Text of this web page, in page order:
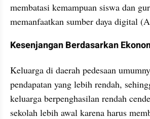
membatasi kemampuan siswa dan
memanfaatkan sumber daya digital
Kesenjangan Berdasarkan
Keluarga di daerah pedesaan
pendapatan yang lebih rendah,
keluarga berpenghasilan rendah
sekolah lebih awal karena harus